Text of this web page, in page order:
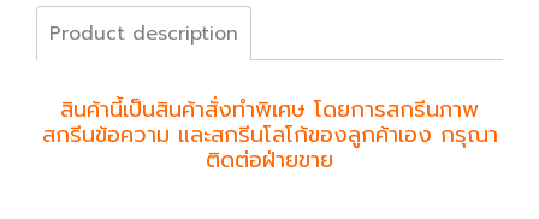
Product description
สินค้านี้เป็นสินค้าสั่งทำพิเศษ โดยการสกรีนภาพ
สกรีนข้อความ และสกรีนโลโก้ของลูกค้าเอง กรุณา
ติดต่อฝ่ายขาย